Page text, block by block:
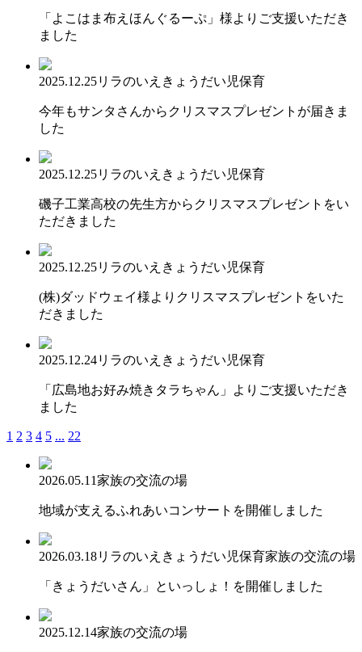
「よこはま布えほんぐるーぷ」様よりご支援いただき
ました
2025.12.25リラのいえ きょうだい児保育
今年もサンタさんからクリスマスプレゼントが届きま
した
2025.12.25リラのいえ きょうだい児保育
磯子工業高校の先生方からクリスマスプレゼントをい
ただきました
2025.12.25リラのいえ きょうだい児保育
(株)ダッドウェイ様よりクリスマスプレゼントをいた
だきました
2025.12.24リラのいえ きょうだい児保育
「広島地お好み焼きタラちゃん」よりご支援いただき
ました
1 2 3 4 5 ... 22
2026.05.11家族の交流の場
地域が支えるふれあいコンサートを開催しました
2026.03.18リラのいえ きょうだい児保育家族の交流の場
「きょうだいさん」といっしょ！を開催しました
2025.12.14家族の交流の場